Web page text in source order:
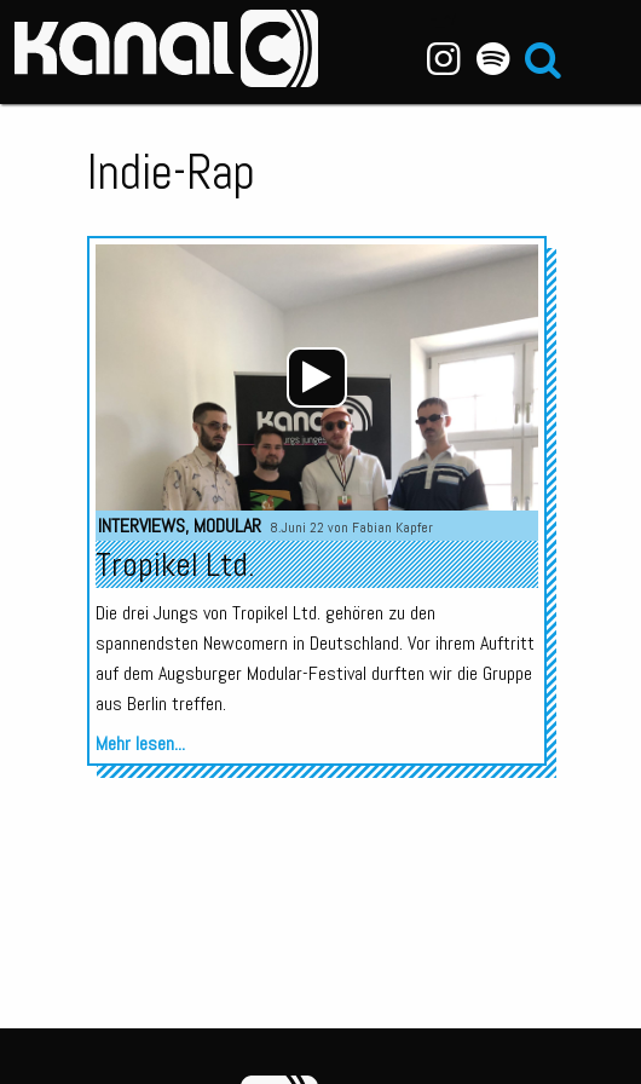
Indie-Rap
Audio-
Player
INTERVIEWS, MODULAR 8.Juni 22 von Fabian Kapfer
Tropikel Ltd.
Die drei Jungs von Tropikel Ltd. gehören zu den
spannendsten Newcomern in Deutschland. Vor ihrem Auftritt
auf dem Augsburger Modular-Festival durften wir die Gruppe
aus Berlin treffen.
Mehr lesen...